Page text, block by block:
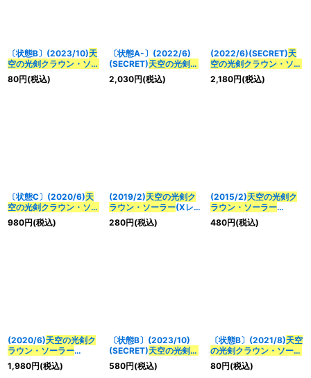
〔状態B〕(2023/10)天
空の光剣クラウン・ソー
ラーX/天空の光剣クラウ
ン・ソーラー
80円(税込)
〔状態A-〕(2022/6)
(SECRET)天空の光剣ク
ラウン・ソーラー
仕様)【CP】{BS51-
2,030円(税込)
(2022/6)(SECRET)天
空の光剣クラウン・ソー
ラー(Xレア仕様)【CP】
{BS51-CP04}《白》
2,180円(税込)
〔状態C〕(2020/6)天
空の光剣クラウン・ソー
ラー【CP】{BS51-
CP04}《白》
980円(税込)
(2019/2)天空の光剣ク
ラウン・ソーラー(Xレア
仕様/PB01収録)【X】
{BS21-X07}《白》
280円(税込)
(2015/2)天空の光剣ク
ラウン・ソーラー
(BSC21収録)【X】
{BS21-X07}《白》
480円(税込)
(2020/6)天空の光剣ク
ラウン・ソーラー
【CP】{BS51-CP04}
《白》
1,980円(税込)
〔状態B〕(2023/10)
(SECRET)天空の光剣ク
ラウン・ソーラー
の光剣クラウン・ソーラ
580円(税込)
〔状態B〕(2021/8)天空
の光剣クラウン・ソーラ
ーX/天空の光剣クラウ
ン・ソーラー
80円(税込)